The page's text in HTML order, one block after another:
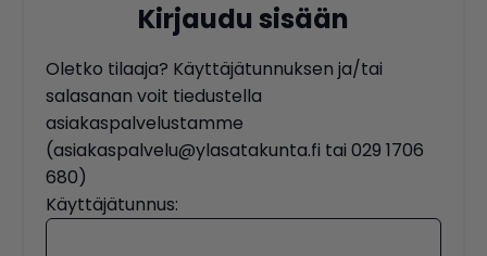
Kirjaudu sisään
Oletko tilaaja? Käyttäjätunnuksen ja/tai
salasanan voit tiedustella
asiakaspalvelustamme
(asiakaspalvelu@ylasatakunta.fi tai 029 1706
680)
Käyttäjätunnus: